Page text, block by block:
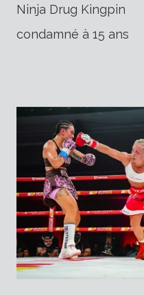
Ninja Drug Kingpin
condamné à 15 ans